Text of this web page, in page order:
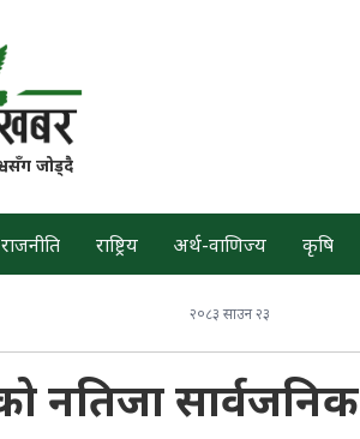
जोड्दै
राजनीति राष्ट्रिय अर्थ-वाणिज्य कृषि
२०८३ साउन २३
नतिजा सार्वजनिक